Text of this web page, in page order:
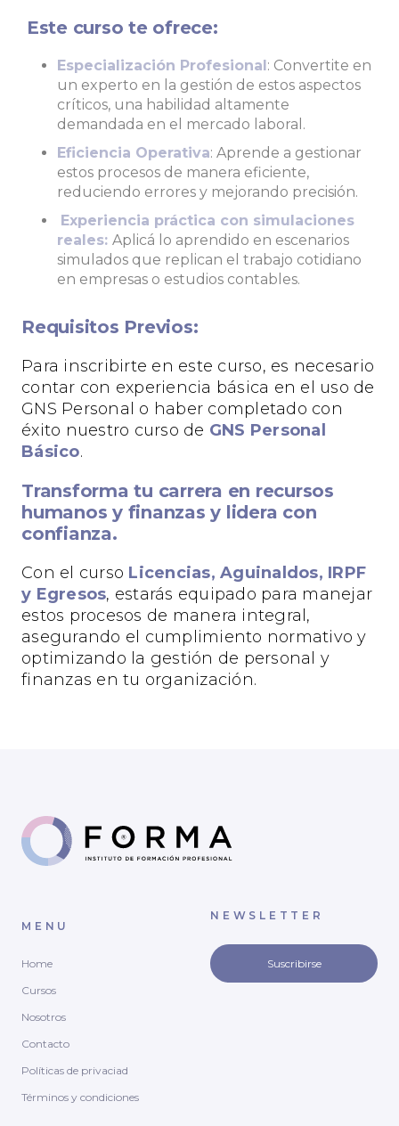
Este curso te ofrece:
Especialización Profesional : Convertite en
un experto en la gestión de estos aspectos
críticos, una habilidad altamente
demandada en el mercado laboral.
Eficiencia Operativa: Aprende a gestionar
estos procesos de manera eficiente,
reduciendo errores y mejorando precisión.
Experiencia práctica con simulaciones
reales: Aplicá lo aprendido en escenarios
simulados que replican el trabajo cotidiano
en empresas o estudios contables.
Requisitos Previos:
Para inscribirte en este curso, es necesario
contar con experiencia básica en el uso de
GNS Personal o haber completado con
éxito nuestro curso de GNS Personal
Básico.
Transforma tu carrera en recursos
humanos y finanzas y lidera con
confianza.
Con el curso Licencias, Aguinaldos, IRPF
y Egresos, estarás equipado para manejar
estos procesos de manera integral,
asegurando el cumplimiento normativo y
optimizando la gestión de personal y
finanzas en tu organización.
MENU
Home
Cursos
Nosotros
Contacto
Políticas de privaciad
Términos y condiciones
NEWSLETTER
Suscribirse